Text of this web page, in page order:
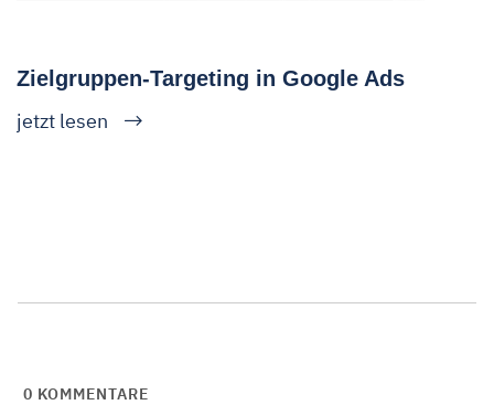
Zielgruppen-Targeting in Google Ads
jetzt lesen
0 KOMMENTARE